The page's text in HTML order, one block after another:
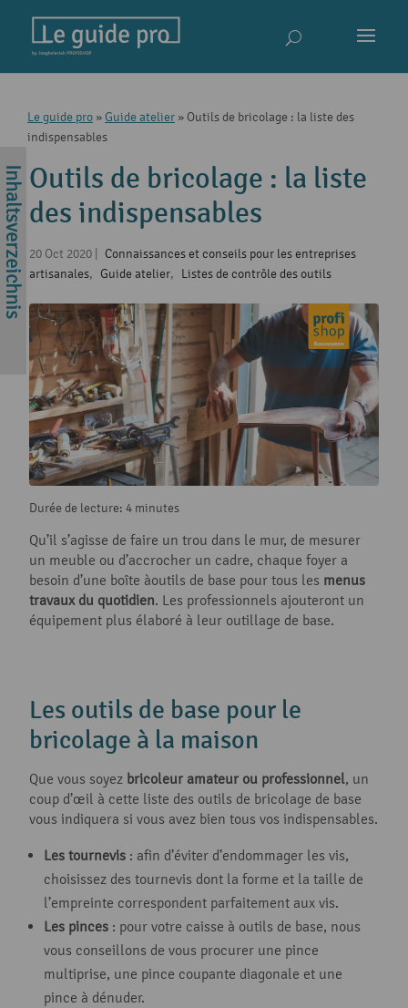
Le guide pro » Guide atelier » Outils de bricolage : la liste des
indispensables
Outils de bricolage : la liste
des indispensables
20 Oct 2020
Connaissances et conseils pour les entreprises
artisanales, Guide atelier, Listes de contrôle des outils
Durée de lecture: 4 minutes
Qu’il s’agisse de faire un trou dans le mur, de mesurer
un meuble ou d’accrocher un cadre, chaque foyer a
besoin d’une boîte àoutils de base pour tous les menus
travaux du quotidien. Les professionnels ajouteront un
équipement plus élaboré à leur outillage de base.
Les outils de base pour le
bricolage à la maison
Que vous soyez bricoleur amateur ou professionnel, un
coup d’œil à cette liste des outils de bricolage de base
vous indiquera si vous avez bien tous vos indispensables.
Les tournevis : afin d’éviter d’endommager les vis,
choisissez des tournevis dont la forme et la taille de
l’empreinte correspondent parfaitement aux vis.
Les pinces : pour votre caisse à outils de base, nous
vous conseillons de vous procurer une pince
multiprise, une pince coupante diagonale et une
pince à dénuder.